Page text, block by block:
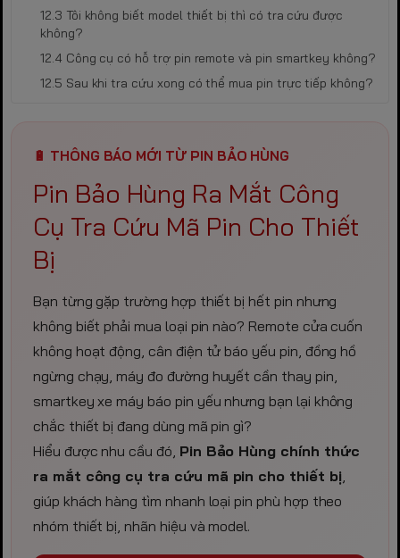
Tôi không biết model thiết bị thì có tra cứu được
không?
Công cụ có hỗ trợ pin remote và pin smartkey không?
Sau khi tra cứu xong có thể mua pin trực tiếp không?
🔋 THÔNG BÁO MỚI TỪ PIN BẢO HÙNG
Pin Bảo Hùng Ra Mắt Công
Cụ Tra Cứu Mã Pin Cho Thiết
Bị
Bạn từng gặp trường hợp thiết bị hết pin nhưng
không biết phải mua loại pin nào? Remote cửa cuốn
không hoạt động, cân điện tử báo yếu pin, đồng hồ
ngừng chạy, máy đo đường huyết cần thay pin,
smartkey xe máy báo pin yếu nhưng bạn lại không
chắc thiết bị đang dùng mã pin gì?
Hiểu được nhu cầu đó, Pin Bảo Hùng chính thức
ra mắt công cụ tra cứu mã pin cho thiết bị,
giúp khách hàng tìm nhanh loại pin phù hợp theo
nhóm thiết bị, nhãn hiệu và model.